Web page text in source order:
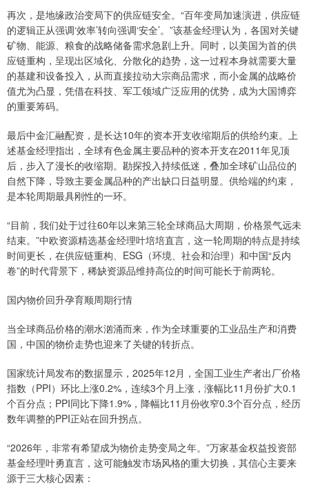
再次，是地缘政治变局下的供应链安全。“百年变局加速演进，供应链
的逻辑正从强调‘效率’转向强调‘安全’。”该基金经理认为，各国对关键
矿物、能源、粮食的战略储备需求急剧上升。同时，以美国为首的供
应链重构，呈现出区域化、分散化的趋势，这一过程本身就需要大量
的基建和设备投入，从而直接拉动大宗商品需求，而小金属的战略价
值尤为凸显，凭借在科技、军工领域广泛应用的优势，成为大国博弈
的重要筹码。
最后中金汇融配资，是长达10年的资本开支收缩期后的供给约束。上
述基金经理指出，全球有色金属主要品种的资本开支在2011年见顶
后，步入了漫长的收缩期。勘探投入持续低迷，叠加全球矿山品位的
自然下降，导致主要金属品种的产出缺口日益明显。供给端的约束，
是本轮周期最具刚性的一环。
“目前，我们处于过往60年以来第三轮全球商品大周期，价格景气远未
结束。”中欧资源精选基金经理叶培培直言，这一轮周期的特点是持续
时间更长，在供应链重构、ESG（环境、社会和治理）和中国“反内
卷”的时代背景下，稀缺资源品维持高位的时间可能长于前两轮。
国内物价回升孕育顺周期行情
当全球商品价格的潮水汹涌而来，作为全球重要的工业品生产和消费
国，中国的物价走势也迎来了关键的转折点。
国家统计局发布的数据显示，2025年12月，全国工业生产者出厂价格
指数（PPI）环比上涨0.2%，连续3个月上涨，涨幅比11月份扩大0.1
个百分点；PPI同比下降1.9%，降幅比11月份收窄0.3个百分点，经历
数年调整的PPI正站在回升拐点。
“2026年，非常有希望成为物价走势变局之年。”万家基金权益投资部
基金经理叶勇直言，这可能触发市场风格的重大切换，其信心主要来
源于三大核心因素：